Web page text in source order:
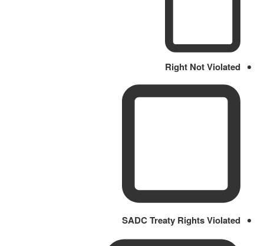
Right Not Violated
SADC Treaty Rights Violated